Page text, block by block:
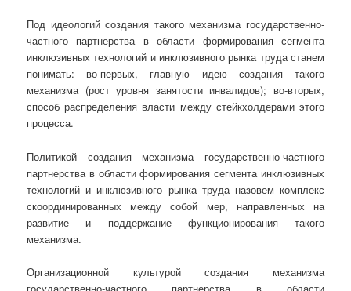
Под идеологий создания такого механизма государственно-
частного партнерства в области формирования сегмента
инклюзивных технологий и инклюзивного рынка труда станем
понимать: во-первых, главную идею создания такого
механизма (рост уровня занятости инвалидов); во-вторых,
способ распределения власти между стейкхолдерами этого
процесса.
Политикой создания механизма государственно-частного
партнерства в области формирования сегмента инклюзивных
технологий и инклюзивного рынка труда назовем комплекс
скоординированных между собой мер, направленных на
развитие и поддержание функционирования такого
механизма.
Организационной культурой создания механизма
государственно-частного партнерства в области